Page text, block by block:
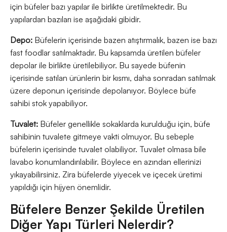
için büfeler bazı yapılar ile birlikte üretilmektedir. Bu
yapılardan bazıları ise aşağıdaki gibidir.
Depo: Büfelerin içerisinde bazen atıştırmalık, bazen ise bazı
fast foodlar satılmaktadır. Bu kapsamda üretilen büfeler
depolar ile birlikte üretilebiliyor. Bu sayede büfenin
içerisinde satılan ürünlerin bir kısmı, daha sonradan satılmak
üzere deponun içerisinde depolanıyor. Böylece büfe
sahibi stok yapabiliyor.
Tuvalet: Büfeler genellikle sokaklarda kurulduğu için, büfe
sahibinin tuvalete gitmeye vakti olmuyor. Bu sebeple
büfelerin içerisinde tuvalet olabiliyor. Tuvalet olmasa bile
lavabo konumlandırılabilir. Böylece en azından ellerinizi
yıkayabilirsiniz. Zira büfelerde yiyecek ve içecek üretimi
yapıldığı için hijyen önemlidir.
Büfelere Benzer Şekilde Üretilen
Diğer Yapı Türleri Nelerdir?